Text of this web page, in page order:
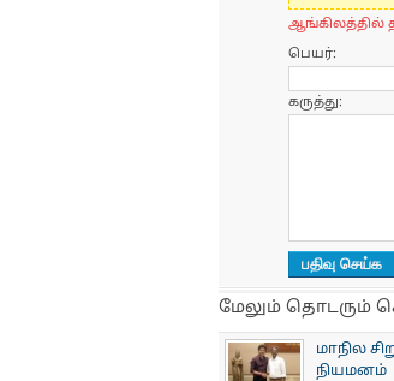
ஆங்கிலத்தில்
பெயர்:
கருத்து:
மேலும் தொடரும்
மாநில
நியமனம்